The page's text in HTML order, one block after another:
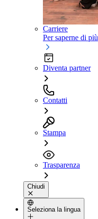
Carriere
Per saperne di più
Diventa partner
Contatti
Stampa
Trasparenza
Chiudi
Seleziona la lingua